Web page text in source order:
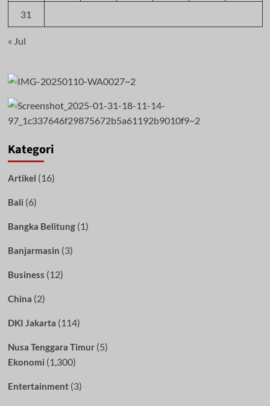
31
« Jul
Kategori
Artikel (16)
Bali (6)
Bangka Belitung(1)
Banjarmasin (3)
Business (12)
China (2)
DKI Jakarta (114)
Nusa Tenggara Timur(5)
Ekonomi (1,300)
Entertainment(3)